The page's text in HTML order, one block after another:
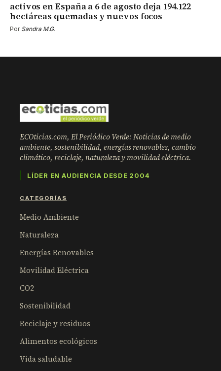
activos en España a 6 de agosto deja 194.122
hectáreas quemadas y nuevos focos
Por Sandra M.G.
ECOticias.com, El Periódico Verde: Noticias de medio
ambiente, sostenibilidad, energías renovables, cambio
climático, reciclaje, naturaleza y movilidad eléctrica.
LÍDER EN AUDIENCIA DESDE 2004
CATEGORÍAS
Medio Ambiente
Naturaleza
Energías Renovables
Movilidad Eléctrica
CO2
Sostenibilidad
Reciclaje y residuos
Alimentos ecológicos
Vida saludable